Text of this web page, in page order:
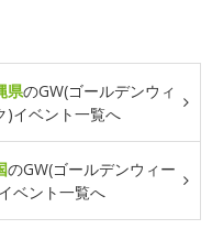
県のGW(ゴールデンウィ
)イベント一覧へ
のGW(ゴールデンウィー
ベント一覧へ